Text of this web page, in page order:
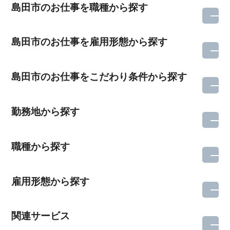
島田市のお仕事を職種から探す
島田市のお仕事を雇用形態から探す
島田市のお仕事をこだわり条件から探す
勤務地から探す
職種から探す
雇用形態から探す
関連サービス